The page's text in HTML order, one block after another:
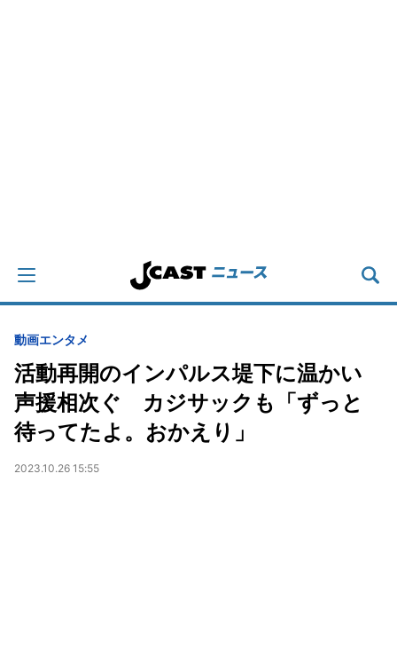
動画エンタメ
活動再開のインパルス堤下に温かい
声援相次ぐ カジサックも「ずっと
待ってたよ。おかえり」
2023.10.26 15:55